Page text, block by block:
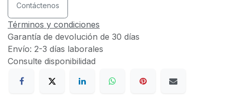
Contáctenos
Términos y condiciones
Garantía de devolución de 30 días
Envío: 2-3 días laborales
Consulte disponibilidad